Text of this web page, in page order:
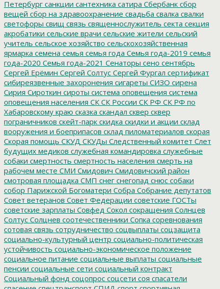
Петербург санкции сантехника сатира Сбербанк сбор
вещей сбор на здравоохранение свадьба свалка свалки
светофоры свищ связь священнослужитель секта секция
акробатики сельские врачи сельские жители сельский
учитель сельское хозяйство сельскохозяйственная
ярмарка семена семья семья года Семья года-2019 семья
года-2020 Семья года-2021 Сенаторы сено сентябрь
Сергей Ерёмин Сергей Солтус Сергей Фургал сертификат
сибиреязвенные захоронения сигареты СИЗО сирена
Сирия Сироткин сироты система оповещения система
оповещения населения СК СК России СК РФ СК РФ по
Хабаровскому краю сказка скандал сквер сквер
пограничников скейт-парк скидка скидки и акции склад
вооружения и боеприпасов склад пиломатериалов скорая
Скорая помощь СКУД СКУДы Следственный комитет Слет
будущих медиков служебная командировка служебные
собаки смертность смертность населения смерть на
рабочем месте СМИ Смидович Смидовичский район
смотровая площадка СМП снег снегопад снюс собаки
собор Парижской Богоматери Собра Собрание депутатов
Совет ветеранов Совет Федерации советские ГОСТы
советские зарплаты Совфед Сокол сокращения Солнцев
Солтус Солцнев соотечественники Сопка соревнования
сотовая связь сотрудничество соцвыплаты соцзащита
социально-культурный центр социально-политическая
устойчивость социально-экономическое положение
социальное питание социальные выплаты социальные
пенсии социальные сети социальный контракт
Социальный фонд соцопрос соцсети соя спасатели